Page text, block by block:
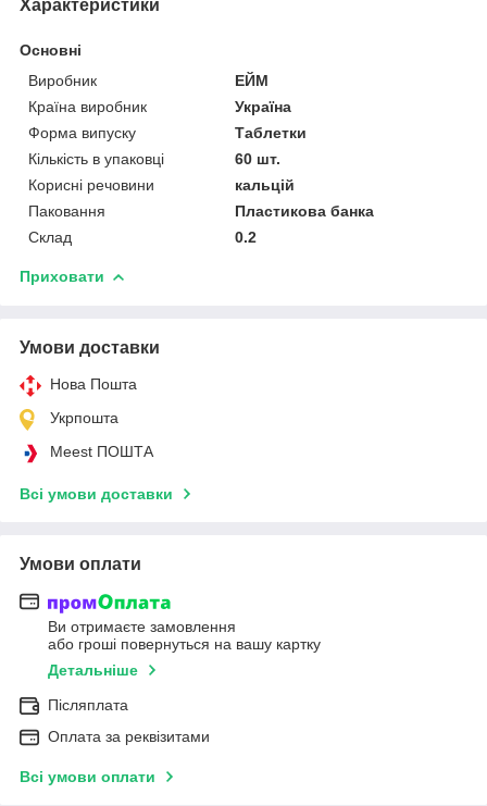
Характеристики
Основні
Виробник
ЕЙМ
Країна виробник
Україна
Форма випуску
Таблетки
Кількість в упаковці
60 шт.
Корисні речовини
кальцій
Паковання
Пластикова банка
Склад
0.2
Приховати
Умови доставки
Нова Пошта
Укрпошта
Meest ПОШТА
Всі умови доставки
Умови оплати
Ви отримаєте замовлення
або гроші повернуться на вашу картку
Детальніше
Післяплата
Оплата за реквізитами
Всі умови оплати